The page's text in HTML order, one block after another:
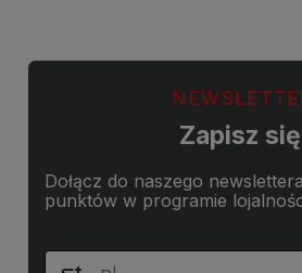
Zapisz
Dołącz do naszego
punktów w programie